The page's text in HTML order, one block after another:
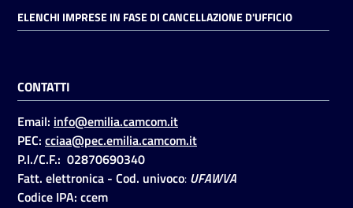
Registrati
Seguici
su
ELENCHI IMPRESE IN FASE DI CANCELLAZIONE D'UFFICIO
CONTATTI
Email: info@emilia.camcom.it
PEC: cciaa@pec.emilia.camcom.it
P.I./C.F.: 02870690340
Fatt. elettronica - Cod. univoco: UFAWVA
Codice IPA: ccem